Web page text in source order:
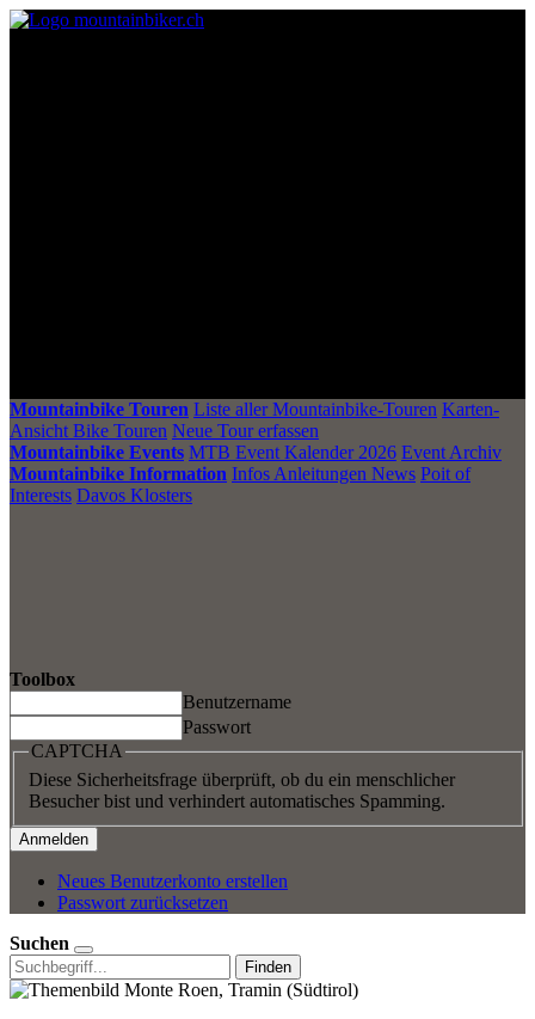
Mountainbike Touren Liste aller Mountainbike-Touren Karten-
Ansicht Bike Touren Neue Tour erfassen
Mountainbike Events MTB Event Kalender 2026 Event Archiv
Mountainbike Information Infos Anleitungen News Poit of
Interests Davos Klosters
Toolbox
Benutzername
Passwort
CAPTCHA
Diese Sicherheitsfrage überprüft, ob du ein menschlicher
Besucher bist und verhindert automatisches Spamming.
Neues Benutzerkonto erstellen
Passwort zurücksetzen
Suchen
Finden